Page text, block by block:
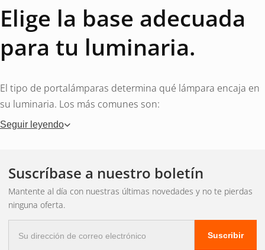
Elige la base adecuada
para tu luminaria.
El tipo de portalámparas determina qué lámpara encaja en
su luminaria. Los más comunes son:
E27– Casquillo Edison grande, clásico en lámparas de
decorativos y vitrinas.
GU10– Foco con sistema de bloqueo giratorio, 230 V
G4 y G9– Casquillo para luminarias de diseño
un transformador de 12 V.
Seguir leyendo
Suscríbase a nuestro boletín
Mantente al día con nuestras últimas novedades y no te pierdas
ninguna oferta.
electrónico
Suscribir